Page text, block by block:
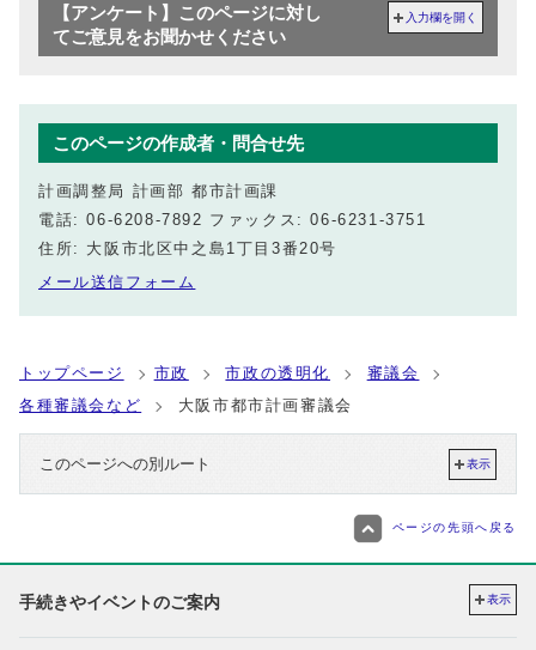
【アンケート】このページに対し
てご意見をお聞かせください
入力欄を開く
このページの作成者・問合せ先
計画調整局 計画部 都市計画課
電話: 06-6208-7892 ファックス: 06-6231-3751
住所: 大阪市北区中之島1丁目3番20号
メール送信フォーム
トップページ 市政 市政の透明化
審議会
各種審議会など
大阪市都市計画審議会
このページへの別ルート 表示
ページの先頭へ戻る
手続きやイベントのご案内 表示